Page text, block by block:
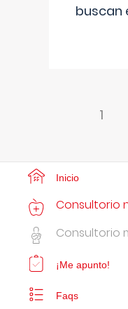
buscan
1
Inicio
Consultorio
Consultorio
¡Me apunto!
Faqs